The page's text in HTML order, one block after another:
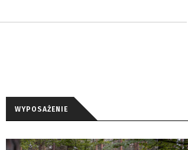
WYPOSAŻENIE